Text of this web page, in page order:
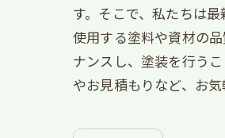
す。そこで、私たちは
使用する塗料や資材の
ナンスし、塗装を行う
やお見積もりなど、お